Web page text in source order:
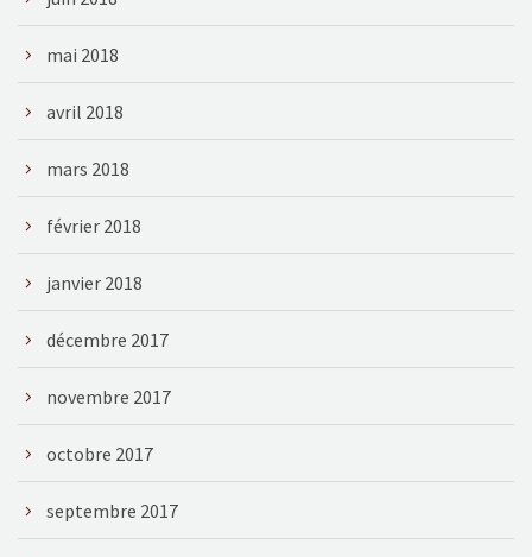
mai 2018
avril 2018
mars 2018
février 2018
janvier 2018
décembre 2017
novembre 2017
octobre 2017
septembre 2017